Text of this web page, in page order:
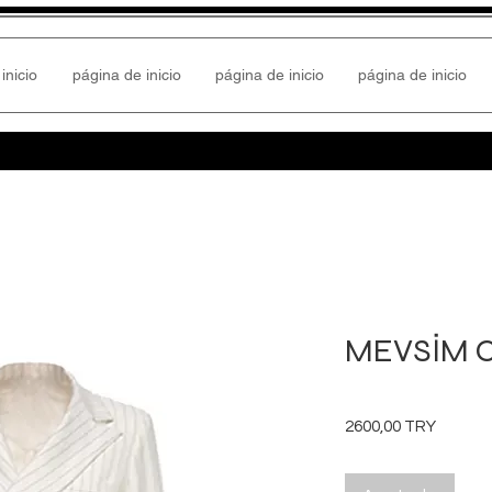
página de inicio página de inicio página de inicio
MEVSİM
2600,00 TRYPrecio